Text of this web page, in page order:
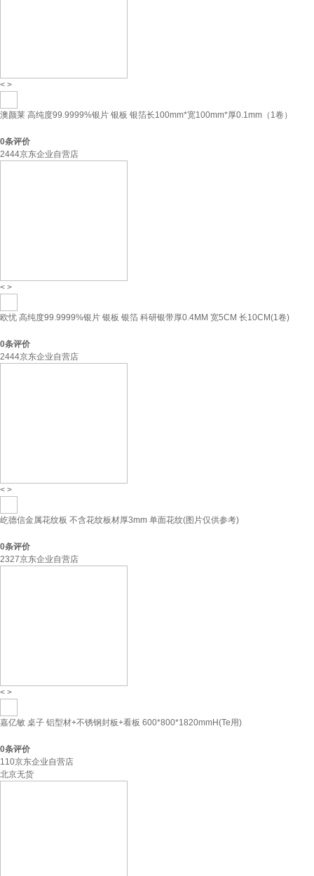
< >
澳颜莱 高纯度99.9999%银片 银板 银箔长100mm*宽100mm*厚0.1mm（1卷）
0条评价
2444京东企业自营店
< >
欧忧 高纯度99.9999%银片 银板 银箔 科研银带厚0.4MM 宽5CM 长10CM(1卷)
0条评价
2444京东企业自营店
< >
屹德信金属花纹板 不含花纹板材厚3mm 单面花纹(图片仅供参考)
0条评价
2327京东企业自营店
< >
嘉亿敏 桌子 铝型材+不锈钢封板+看板 600*800*1820mmH(Te用)
0条评价
110京东企业自营店
北京无货